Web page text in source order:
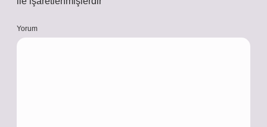
Yorum